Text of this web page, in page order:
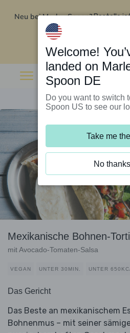
Neu bei Marley Spoon?Bestelle
Rabatt auf deine
Mexikanische Bohnen-
mit Avocado-Tomaten-Salsa
VEGAN UNTER 30MIN. UNTER
Das Gericht
Das Beste an mexikanischem
Bohnenmus – mit seiner
Welcome!
landed on
Spoon DE
Do you want to switch
Spoon US to see our
Take me
No thanks